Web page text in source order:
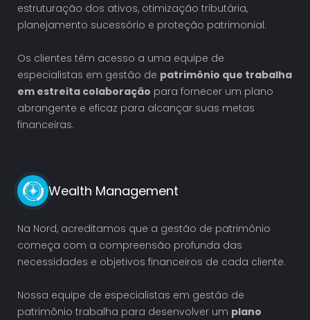
estruturação dos ativos, otimização tributária,
planejamento sucessório e proteção patrimonial.
Os clientes têm acesso a uma equipe de
especialistas em gestão de patrimônio que trabalha
em estreita colaboração para fornecer um plano
abrangente e eficaz para alcançar suas metas
financeiras.
Wealth Management
Na Nord, acreditamos que a gestão de patrimônio
começa com a compreensão profunda das
necessidades e objetivos financeiros de cada cliente.
Nossa equipe de especialistas em gestão de
patrimônio trabalha para desenvolver um plano